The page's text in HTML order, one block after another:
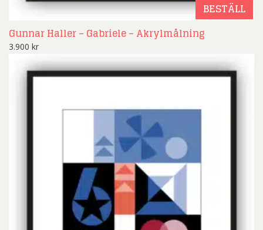
BESTÄLL
Gunnar Haller – Gabriele – Akrylmålning
3.900 kr